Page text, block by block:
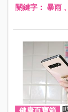
關鍵字： 暴雨、